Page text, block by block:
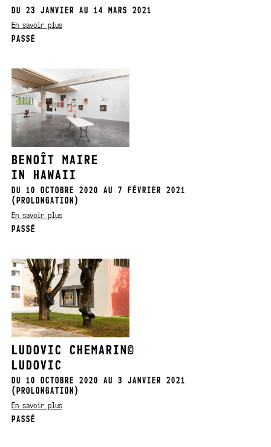
DU 23 JANVIER AU 14 MARS 2021
En savoir plus
PASSÉ
BENOÎT MAIRE
IN HAWAII
DU 10 OCTOBRE 2020 AU 7 FÉVRIER 2021
(PROLONGATION)
En savoir plus
PASSÉ
LUDOVIC CHEMARIN©
LUDOVIC
DU 10 OCTOBRE 2020 AU 3 JANVIER 2021
(PROLONGATION)
En savoir plus
PASSÉ